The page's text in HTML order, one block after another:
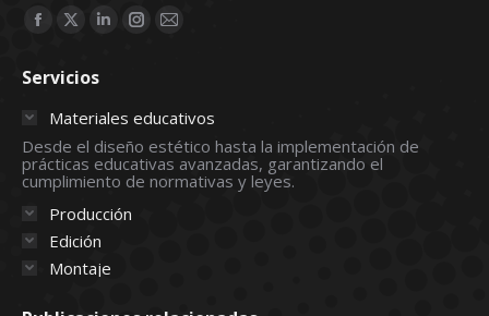
Find us on:
Facebook
opens
new
window
X
opens
in
new
window
Linkedin
in
new
window
Instagram
in
new
window
Mail
in
new
window
Servicios
Materiales educativos
Desde el diseño estético hasta la implementación de
prácticas educativas avanzadas, garantizando el
cumplimiento de normativas y leyes.
Producción
Edición
Montaje